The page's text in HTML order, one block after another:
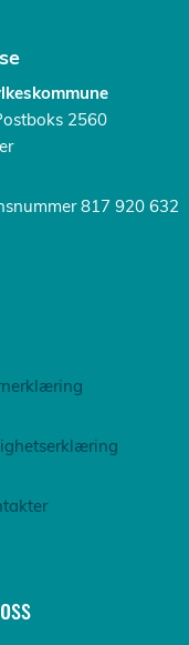
2560
817 920 632